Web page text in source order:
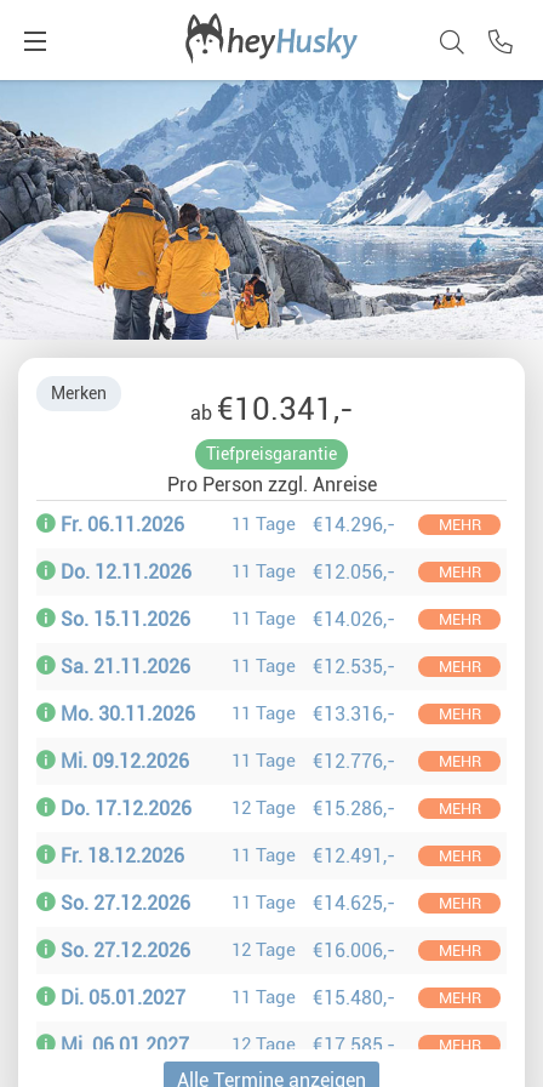
Merken
ab €10.341,-
Tiefpreisgarantie
Pro Person zzgl. Anreise
Fr. 06.11.2026
11 Tage €14.296,- MEHR
Do. 12.11.2026 11 Tage €12.056,- MEHR
So. 15.11.2026 11 Tage €14.026,- MEHR
Sa. 21.11.2026 11 Tage €12.535,- MEHR
Mo. 30.11.2026 11 Tage €13.316,- MEHR
Mi. 09.12.2026 11 Tage €12.776,- MEHR
Do. 17.12.2026 12 Tage €15.286,- MEHR
Fr. 18.12.2026 11 Tage €12.491,- MEHR
So. 27.12.2026 11 Tage €14.625,- MEHR
So. 27.12.2026 12 Tage €16.006,- MEHR
Di. 05.01.2027 11 Tage €15.480,- MEHR
Mi. 06.01.2027 12 Tage €17.585,- MEHR
Alle Termine anzeigen